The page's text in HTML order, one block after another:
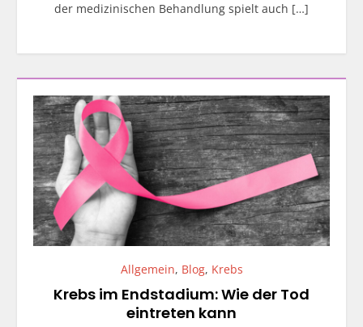
der medizinischen Behandlung spielt auch […]
Allgemein, Blog, Krebs
Krebs im Endstadium: Wie der Tod
eintreten kann